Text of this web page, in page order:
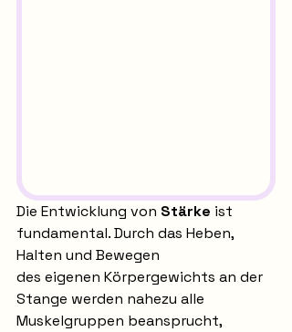
Die Entwicklung von Stärke ist
fundamental. Durch das Heben,
Halten und Bewegen
des eigenen Körpergewichts an der
Stange werden nahezu alle
Muskelgruppen beansprucht,